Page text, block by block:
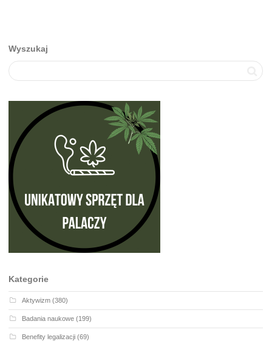
Wyszukaj
Kategorie
Aktywizm (380)
Badania naukowe (199)
Benefity legalizacji (69)